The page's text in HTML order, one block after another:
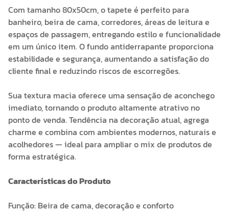
Com tamanho 80x50cm, o tapete é perfeito para
banheiro, beira de cama, corredores, áreas de leitura e
espaços de passagem, entregando estilo e funcionalidade
em um único item. O fundo antiderrapante proporciona
estabilidade e segurança, aumentando a satisfação do
cliente final e reduzindo riscos de escorregões.
Sua textura macia oferece uma sensação de aconchego
imediato, tornando o produto altamente atrativo no
ponto de venda. Tendência na decoração atual, agrega
charme e combina com ambientes modernos, naturais e
acolhedores — ideal para ampliar o mix de produtos de
forma estratégica.
Características do Produto
Função: Beira de cama, decoração e conforto